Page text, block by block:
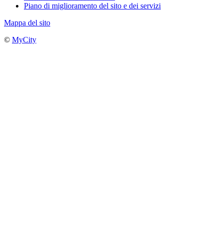
Piano di miglioramento del sito e dei servizi
Mappa del sito
© MyCity